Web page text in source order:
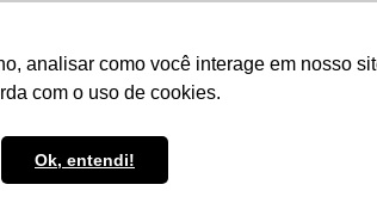
analisar como você interage em nosso
com o uso de cookies.
Ok, entendi!